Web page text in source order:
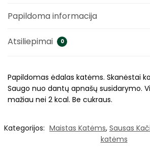
Papildoma informacija
Atsiliepimai 0
Papildomas ėdalas katėms. Skanėstai
Saugo nuo dantų apnašų susidarymo.
mažiau nei 2 kcal. Be cukraus.
Kategorijos: Maistas Katėms, Sausas
katėms